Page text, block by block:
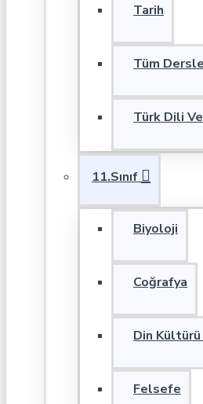
Tarih
Tüm
Türk Dili
11.Sınıf
Biyoloji
Coğrafya
Din
Felsefe